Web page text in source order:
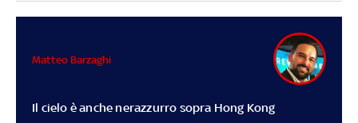
Il cielo è anche nerazzurro sopra Hong Kong
Matteo Barzaghi